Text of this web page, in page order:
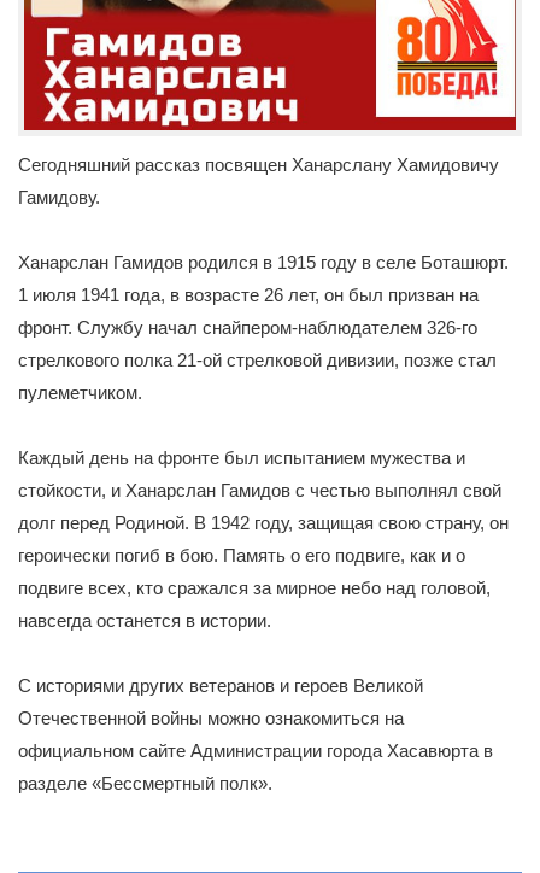
Сегодняшний рассказ посвящен Ханарслану Хамидовичу
Гамидову.
Ханарслан Гамидов родился в 1915 году в селе Боташюрт.
1 июля 1941 года, в возрасте 26 лет, он был призван на
фронт. Службу начал снайпером-наблюдателем 326-го
стрелкового полка 21-ой стрелковой дивизии, позже стал
пулеметчиком.
Каждый день на фронте был испытанием мужества и
стойкости, и Ханарслан Гамидов с честью выполнял свой
долг перед Родиной. В 1942 году, защищая свою страну, он
героически погиб в бою. Память о его подвиге, как и о
подвиге всех, кто сражался за мирное небо над головой,
навсегда останется в истории.
С историями других ветеранов и героев Великой
Отечественной войны можно ознакомиться на
официальном сайте Администрации города Хасавюрта в
разделе «Бессмертный полк».